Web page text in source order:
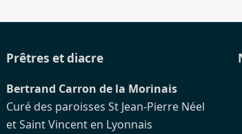
Prêtres et diacre
Bertrand Carron de la Morinais
Curé des paroisses St Jean-Pierre Néel
et Saint Vincent en Lyonnais